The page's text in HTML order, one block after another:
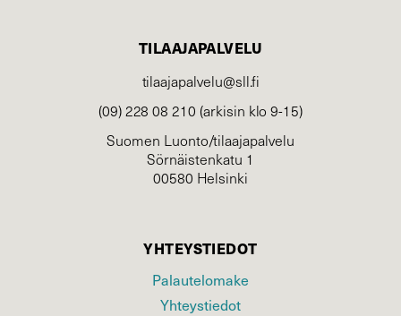
TILAAJAPALVELU
tilaajapalvelu@sll.fi
(09) 228 08 210 (arkisin klo 9-15)
Suomen Luonto/tilaajapalvelu
Sörnäistenkatu 1
00580 Helsinki
YHTEYSTIEDOT
Palautelomake
Yhteystiedot